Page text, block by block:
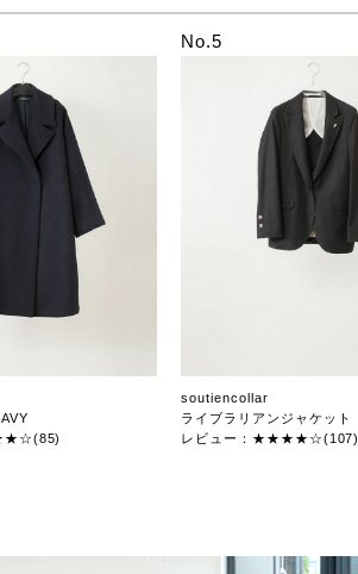
No.5
soutiencollar
ライブラリアンジャケット
レビュー：★★★★☆(107)